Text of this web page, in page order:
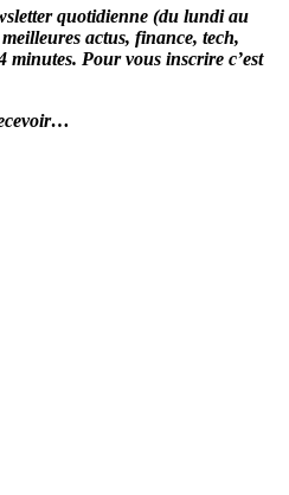
quotidienne (du lundi au
actus, finance, tech,
minutes. Pour vous inscrire c’est